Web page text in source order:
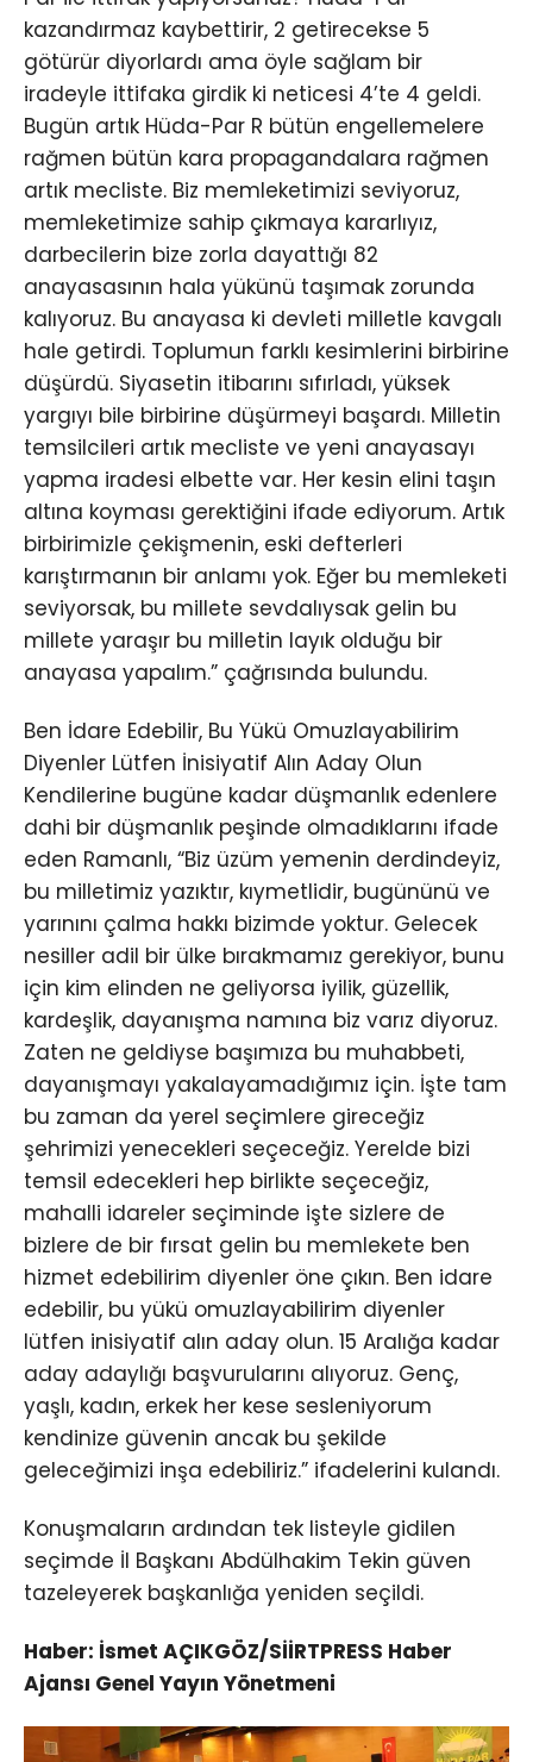
kazandırmaz kaybettirir, 2 getirecekse 5
götürür diyorlardı ama öyle sağlam bir
iradeyle ittifaka girdik ki neticesi 4’te 4 geldi.
Bugün artık Hüda-Par R bütün engellemelere
rağmen bütün kara propagandalara rağmen
artık mecliste. Biz memleketimizi seviyoruz,
memleketimize sahip çıkmaya kararlıyız,
darbecilerin bize zorla dayattığı 82
anayasasının hala yükünü taşımak zorunda
kalıyoruz. Bu anayasa ki devleti milletle kavgalı
hale getirdi. Toplumun farklı kesimlerini birbirine
düşürdü. Siyasetin itibarını sıfırladı, yüksek
yargıyı bile birbirine düşürmeyi başardı. Milletin
temsilcileri artık mecliste ve yeni anayasayı
yapma iradesi elbette var. Her kesin elini taşın
altına koyması gerektiğini ifade ediyorum. Artık
birbirimizle çekişmenin, eski defterleri
karıştırmanın bir anlamı yok. Eğer bu memleketi
seviyorsak, bu millete sevdalıysak gelin bu
millete yaraşır bu milletin layık olduğu bir
anayasa yapalım.” çağrısında bulundu.
Ben İdare Edebilir, Bu Yükü Omuzlayabilirim
Diyenler Lütfen İnisiyatif Alın Aday Olun
Kendilerine bugüne kadar düşmanlık edenlere
dahi bir düşmanlık peşinde olmadıklarını ifade
eden Ramanlı, “Biz üzüm yemenin derdindeyiz,
bu milletimiz yazıktır, kıymetlidir, bugününü ve
yarınını çalma hakkı bizimde yoktur. Gelecek
nesiller adil bir ülke bırakmamız gerekiyor, bunu
için kim elinden ne geliyorsa iyilik, güzellik,
kardeşlik, dayanışma namına biz varız diyoruz.
Zaten ne geldiyse başımıza bu muhabbeti,
dayanışmayı yakalayamadığımız için. İşte tam
bu zaman da yerel seçimlere gireceğiz
şehrimizi yenecekleri seçeceğiz. Yerelde bizi
temsil edecekleri hep birlikte seçeceğiz,
mahalli idareler seçiminde işte sizlere de
bizlere de bir fırsat gelin bu memlekete ben
hizmet edebilirim diyenler öne çıkın. Ben idare
edebilir, bu yükü omuzlayabilirim diyenler
lütfen inisiyatif alın aday olun. 15 Aralığa kadar
aday adaylığı başvurularını alıyoruz. Genç,
yaşlı, kadın, erkek her kese sesleniyorum
kendinize güvenin ancak bu şekilde
geleceğimizi inşa edebiliriz.” ifadelerini kulandı.
Konuşmaların ardından tek listeyle gidilen
seçimde İl Başkanı Abdülhakim Tekin güven
tazeleyerek başkanlığa yeniden seçildi.
Haber: İsmet AÇIKGÖZ/SİİRTPRESS Haber
Ajansı Genel Yayın Yönetmeni